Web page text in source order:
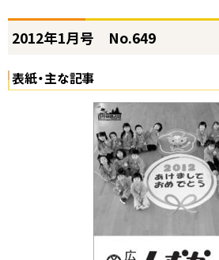
ページ内目次
2
1
2
2012年1月号 No.649
表紙・主な記事